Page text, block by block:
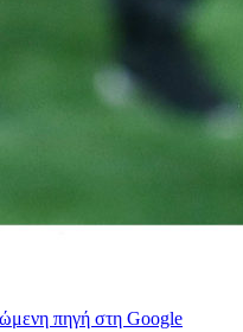
πηγή στη Google